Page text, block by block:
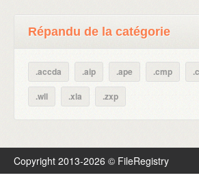
Répandu de la catégorie
.accda .aip .ape .cmp
.wll
.xla .zxp
Copyright 2013-2026 © FileRegistry